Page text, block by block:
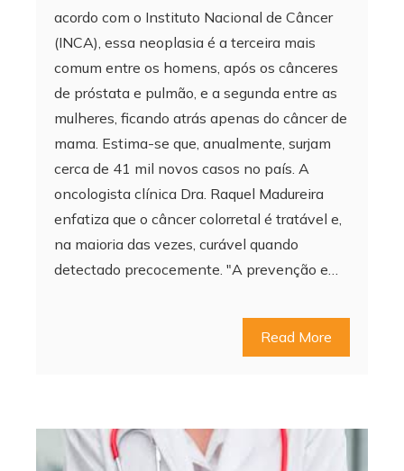
acordo com o Instituto Nacional de Câncer
(INCA), essa neoplasia é a terceira mais
comum entre os homens, após os cânceres
de próstata e pulmão, e a segunda entre as
mulheres, ficando atrás apenas do câncer de
mama. Estima-se que, anualmente, surjam
cerca de 41 mil novos casos no país. A
oncologista clínica Dra. Raquel Madureira
enfatiza que o câncer colorretal é tratável e,
na maioria das vezes, curável quando
detectado precocemente. "A prevenção e…
Read More